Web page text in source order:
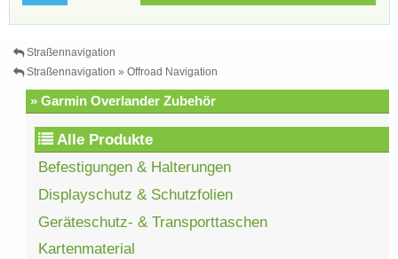
Straßennavigation
Straßennavigation » Offroad Navigation
» Garmin Overlander Zubehör
Alle Produkte
Befestigungen & Halterungen
Displayschutz & Schutzfolien
Geräteschutz- & Transporttaschen
Kartenmaterial